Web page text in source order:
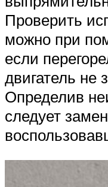
Проверить
можно при
если
двигатель не
Определив
следует